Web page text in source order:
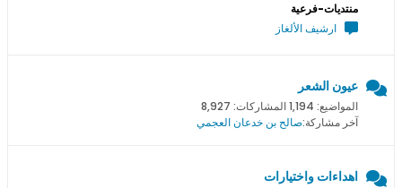
منتديات-فرعية
ارشيف الألغاز
عيون الشعر
المواضيع: 1,194 المشاركات: 8,927
آخر مشاركة:صالح بن خدعان العجمي
اهداءات واختيارات